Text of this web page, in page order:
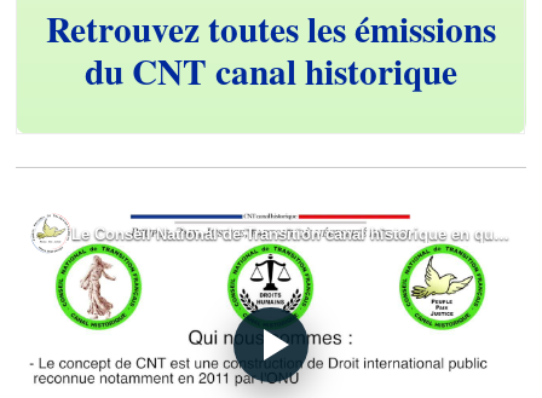
Retrouvez toutes les émissions
du CNT canal historique